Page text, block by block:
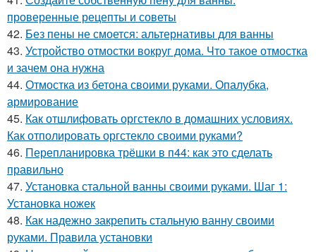
проверенные рецепты и советы
42. Без пены не смоется: альтернативы для ванны
43. Устройство отмостки вокруг дома. Что такое отмостка
и зачем она нужна
44. Отмостка из бетона своими руками. Опалубка,
армирование
45. Как отшлифовать оргстекло в домашних условиях.
Как отполировать оргстекло своими руками?
46. Перепланировка трёшки в п44: как это сделать
правильно
47. Установка стальной ванны своими руками. Шаг 1:
Установка ножек
48. Как надежно закрепить стальную ванну своими
руками. Правила установки